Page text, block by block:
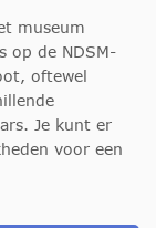
museum
op de NDSM-
oftewel
Je kunt er
voor een